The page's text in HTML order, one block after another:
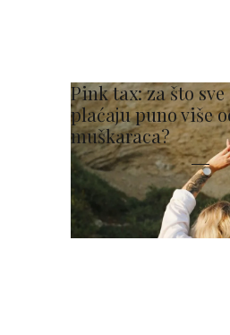
Pink tax: za što
plaćaju puno više
muškaraca?